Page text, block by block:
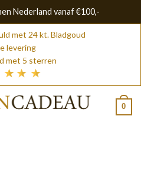
Nederland vanaf €100,-
met 24 kt. Bladgoud
levering
met 5 sterren
0